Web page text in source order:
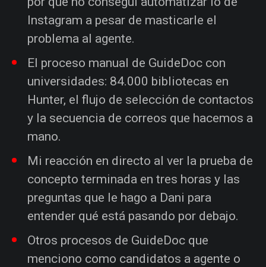
Instagram a pesar de masticarle el
problema al agente.
El proceso manual de GuideDoc con
universidades: 84.000 bibliotecas en
Hunter, el flujo de selección de contactos
y la secuencia de correos que hacemos a
mano.
Mi reacción en directo al ver la prueba de
concepto terminada en tres horas y las
preguntas que le hago a Dani para
entender qué está pasando por debajo.
Otros procesos de GuideDoc que
menciono como candidatos a agente o